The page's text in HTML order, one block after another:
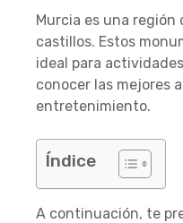
Murcia es una
castillos. Estos
ideal para
conocer las mejores
entretenimiento.
Índice
A continuación, te